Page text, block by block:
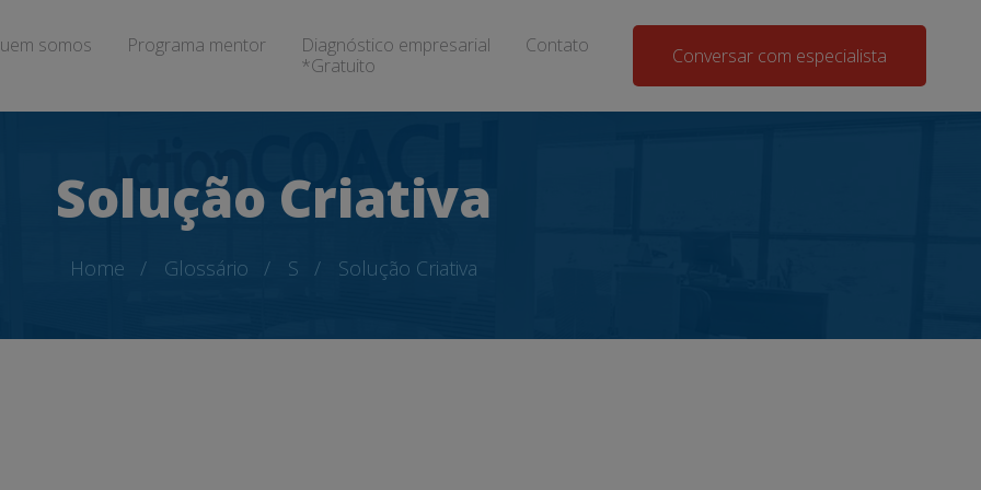
somos Programa mentor
Diagnóstico empresarial
*Gratuito
Contato Conversar com especialista
Solução Criativa
Home Glossário S Solução Criativa